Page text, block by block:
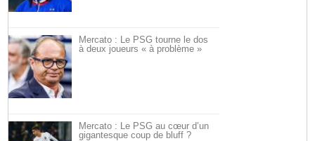
Mercato : Le PSG tourne le dos
à deux joueurs « à problème »
Mercato : Le PSG au cœur d’un
gigantesque coup de bluff ?